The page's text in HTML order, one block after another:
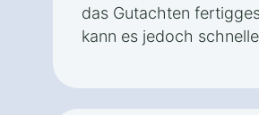
das Gutachten
kann es jedoch